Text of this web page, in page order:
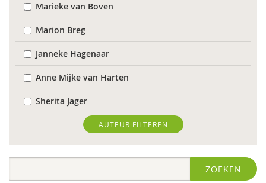
Marieke van Boven
Marion Breg
Janneke Hagenaar
Anne Mijke van Harten
Sherita Jager
Jelka Matlung
Ellis van der Meulen
AUTEUR FILTEREN
ZOEKEN